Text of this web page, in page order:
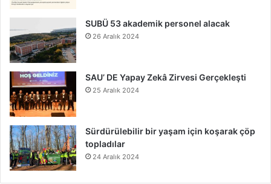
SUBÜ 53 akademik personel alacak
26 Aralık 2024
SAU’ DE Yapay Zekâ Zirvesi Gerçekleşti
25 Aralık 2024
Sürdürülebilir bir yaşam için koşarak çöp
topladılar
24 Aralık 2024